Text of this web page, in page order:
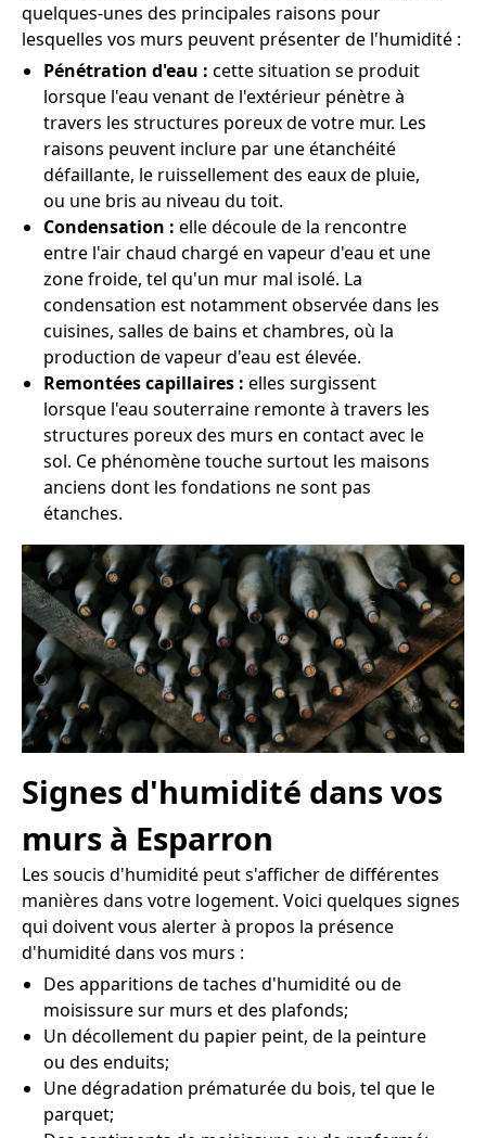
quelques-unes des principales raisons pour
lesquelles vos murs peuvent présenter de l'humidité :
Pénétration d'eau : cette situation se produit
lorsque l'eau venant de l'extérieur pénètre à
travers les structures poreux de votre mur. Les
raisons peuvent inclure par une étanchéité
défaillante, le ruissellement des eaux de pluie,
ou une bris au niveau du toit.
Condensation : elle découle de la rencontre
entre l'air chaud chargé en vapeur d'eau et une
zone froide, tel qu'un mur mal isolé. La
condensation est notamment observée dans les
cuisines, salles de bains et chambres, où la
production de vapeur d'eau est élevée.
Remontées capillaires : elles surgissent
lorsque l'eau souterraine remonte à travers les
structures poreux des murs en contact avec le
sol. Ce phénomène touche surtout les maisons
anciens dont les fondations ne sont pas
étanches.
Signes d'humidité dans vos
murs à Esparron
Les soucis d'humidité peut s'afficher de différentes
manières dans votre logement. Voici quelques signes
qui doivent vous alerter à propos la présence
d'humidité dans vos murs :
Des apparitions de taches d'humidité ou de
moisissure sur murs et des plafonds;
Un décollement du papier peint, de la peinture
ou des enduits;
Une dégradation prématurée du bois, tel que le
parquet;